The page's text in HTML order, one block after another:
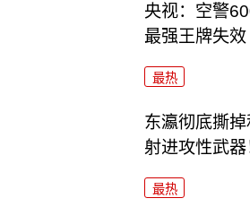
央视：空警
最强王牌失效
最热
东瀛彻底撕
射进攻性武器
最热